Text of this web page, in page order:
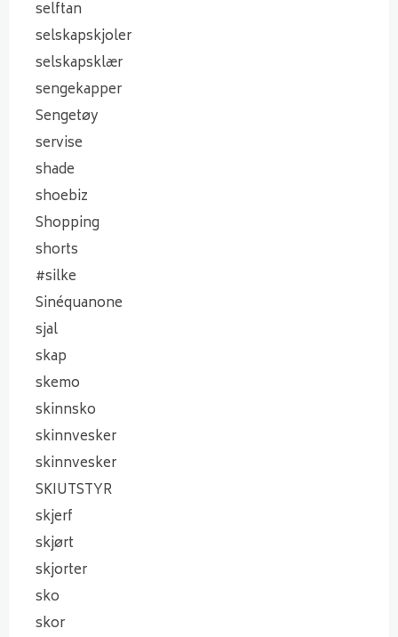
selftan
selskapskjoler
selskapsklær
sengekapper
Sengetøy
servise
shade
shoebiz
Shopping
shorts
#silke
Sinéquanone
sjal
skap
skemo
skinnsko
skinnvesker
skinnvesker
SKIUTSTYR
skjerf
skjørt
skjorter
sko
skor